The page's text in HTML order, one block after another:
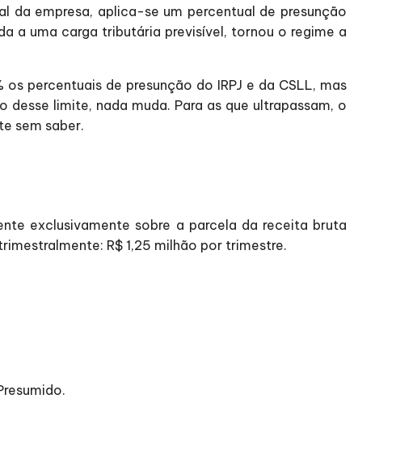
da empresa, aplica-se um percentual de presunção
a uma carga tributária previsível, tornou o regime a
percentuais de presunção do IRPJ e da CSLL, mas
limite, nada muda. Para as que ultrapassam, o
sem saber.
exclusivamente sobre a parcela da receita bruta
R$ 1,25 milhão por trimestre.